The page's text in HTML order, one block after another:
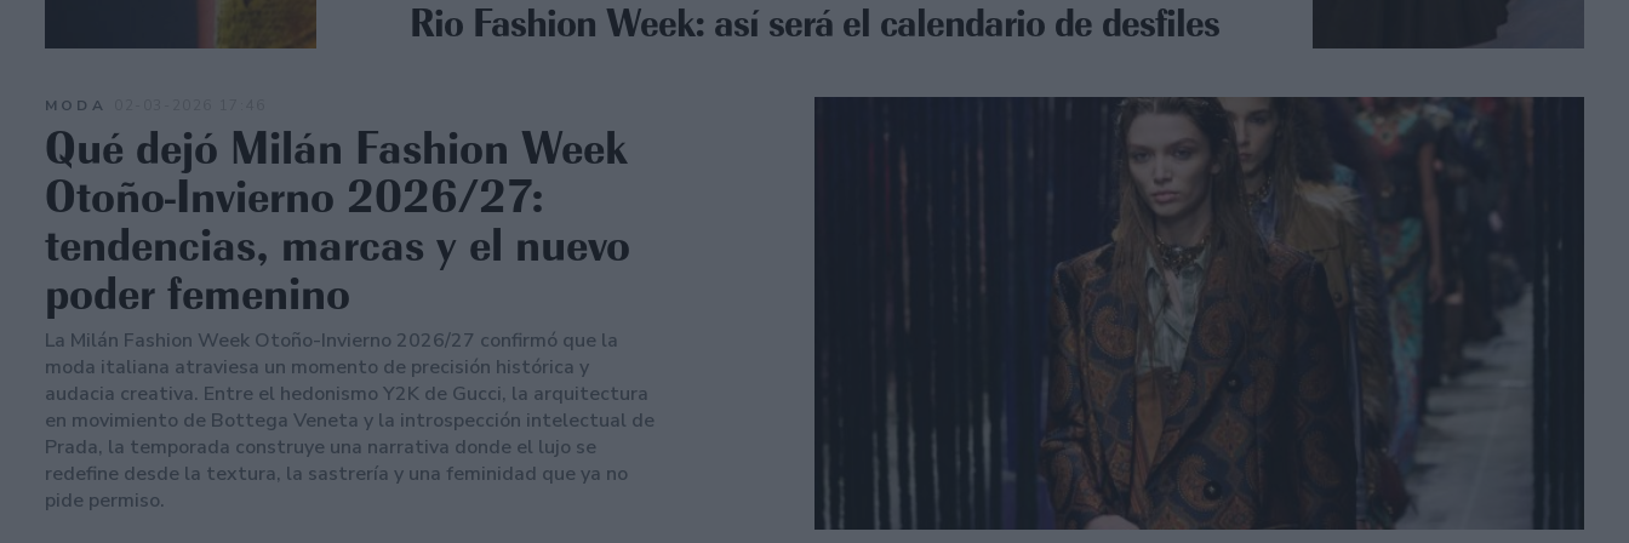
Rio Fashion Week: así será el calendario de desfiles
MODA
Qué dejó Milán Fashion Week
Otoño-Invierno 2026/27:
tendencias, marcas y el nuevo
poder femenino
La Milán Fashion Week Otoño-Invierno 2026/27 confirmó que la
moda italiana atraviesa un momento de precisión histórica y
audacia creativa. Entre el hedonismo Y2K de Gucci, la arquitectura
en movimiento de Bottega Veneta y la introspección intelectual de
Prada, la temporada construye una narrativa donde el lujo se
redefine desde la textura, la sastrería y una feminidad que ya no
pide permiso.